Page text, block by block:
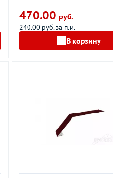
470.00руб.
240.00 руб. за п.м.
В корзину